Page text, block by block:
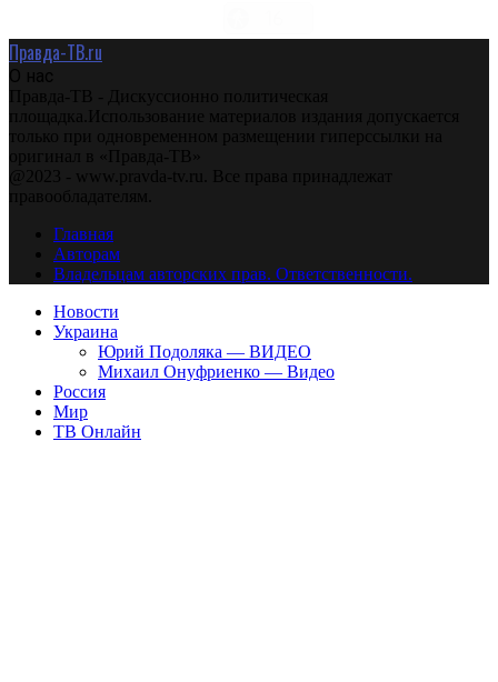
Правда-ТВ.ru
О нас
Правда-ТВ - Дискуссионно политическая
площадка.Использование материалов издания допускается
только при одновременном размещении гиперссылки на
оригинал в «Правда-ТВ»
@2023 - www.pravda-tv.ru. Все права принадлежат
правообладателям.
Главная
Авторам
Владельцам авторских прав. Ответственности.
Новости
Украина
Юрий Подоляка — ВИДЕО
Михаил Онуфриенко — Видео
Россия
Мир
ТВ Онлайн